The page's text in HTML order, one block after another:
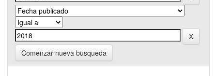
Comenzar nueva busqueda